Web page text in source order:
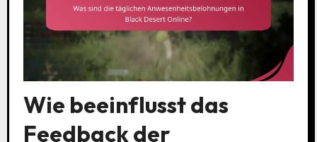
Wie beeinflusst das
Feedback der